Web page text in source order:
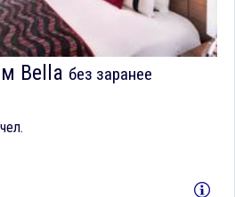
Bella без заранее